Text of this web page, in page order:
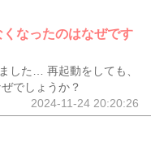
なったのはなぜです
した… 再起動をしても、
でしょうか？
2024-11-24 20:20:26